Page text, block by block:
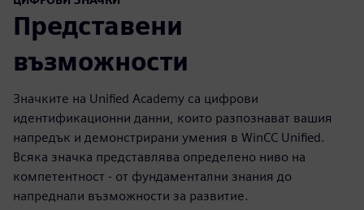
Представени
възможности
Значките на Unified Academy са цифрови
идентификационни данни, които разпознават вашия
напредък и демонстрирани умения в WinCC Unified.
Всяка значка представлява определено ниво на
компетентност - от фундаментални знания до
напреднали възможности за развитие.